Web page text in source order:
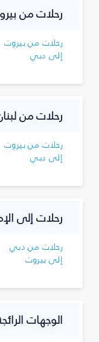
رحلات من
رحلات من بيروت
إلى دبي
رحلات من
رحلات من بيروت
إلى دبي
رحلات إلى
رحلات من دبي
إلى بيروت
الوجهات